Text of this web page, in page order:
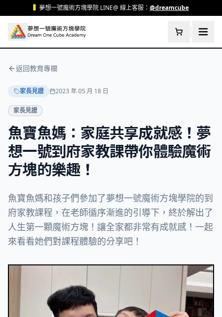
跳至主要內容夢想一號魔術方塊學院 LINE@ 線上客服： @dreamcube
返回教育專欄
家長見證 2023 年 05 月 18 日
家長見證
魚寶魚媽：家庭共享成就感！夢
想一號到府家教課帶你體驗魔術
方塊的樂趣！
魚寶魚媽和孩子們參加了夢想一號魔術方塊學院的到
府家教課程，在老師循序漸進的引導下，終於解出了
人生第一顆魔術方塊！讓全家都非常有成就感！一起
來看看她們對課程體驗的分享吧！